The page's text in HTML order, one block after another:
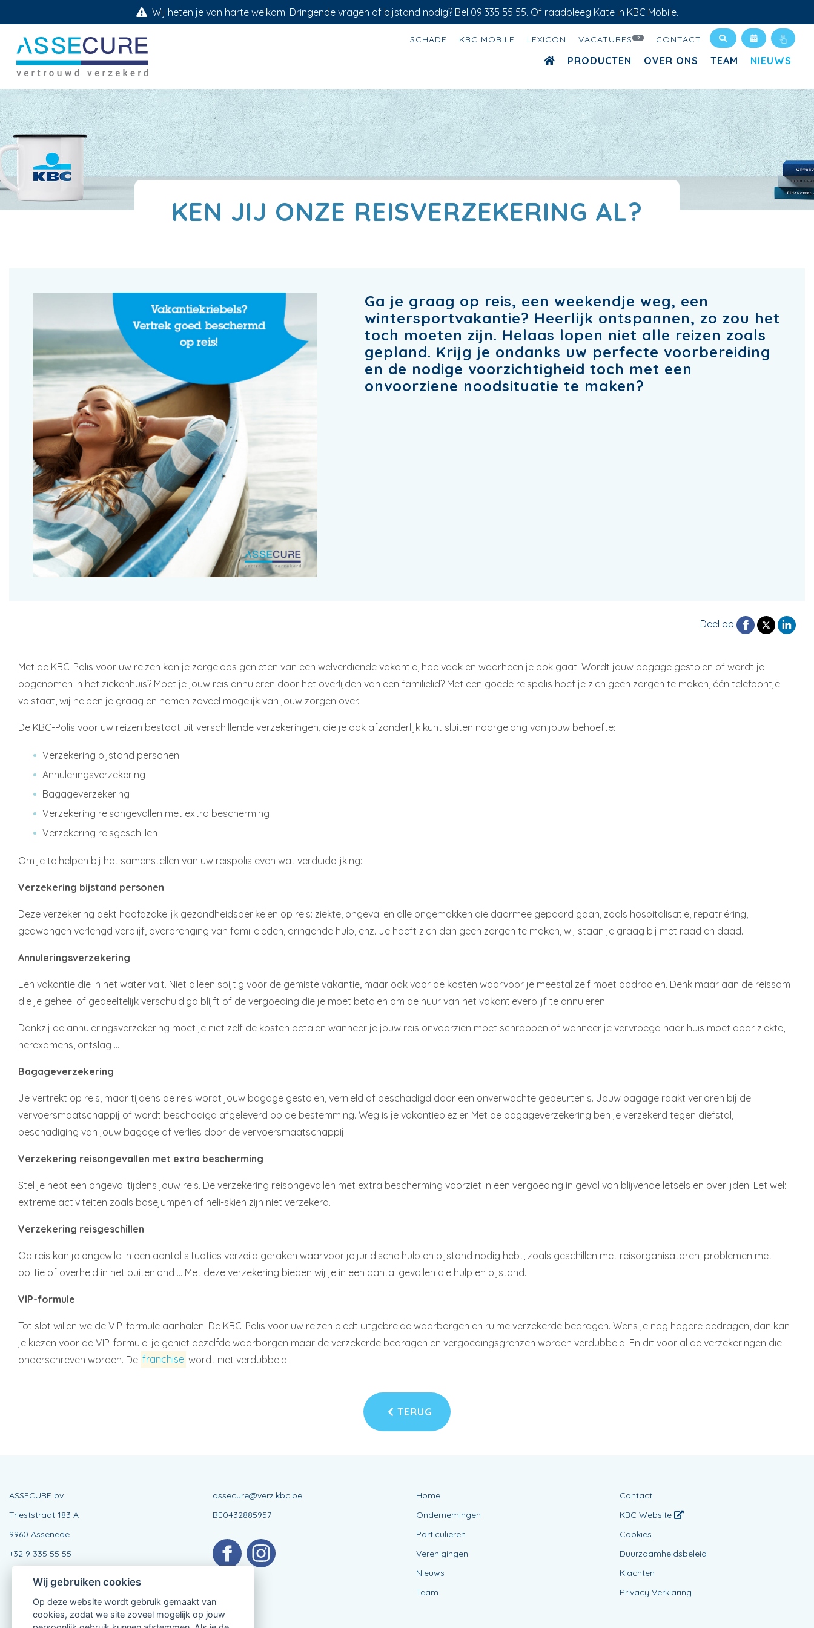
Wij heten je van harte welkom. Dringende vragen of bijstand nodig? Bel 09 335 55 55. Of raadpleeg Kate in KBC Mobile.
SCHADE KBC MOBILE LEXICON VACATURES 2 CONTACT
PRODUCTEN OVER ONS TEAM NIEUWS
KEN JIJ ONZE REISVERZEKERING AL?
Ga je graag op reis, een weekendje weg, een
wintersportvakantie? Heerlijk ontspannen, zo zou het
toch moeten zijn. Helaas lopen niet alle reizen zoals
gepland. Krijg je ondanks uw perfecte voorbereiding
en de nodige voorzichtigheid toch met een
onvoorziene noodsituatie te maken?
Deel op
Met de KBC-Polis voor uw reizen kan je zorgeloos genieten van een welverdiende vakantie, hoe vaak en waarheen je ook gaat. Wordt jouw bagage gestolen of wordt je
opgenomen in het ziekenhuis? Moet je jouw reis annuleren door het overlijden van een familielid? Met een goede reispolis hoef je zich geen zorgen te maken, één telefoontje
volstaat, wij helpen je graag en nemen zoveel mogelijk van jouw zorgen over.
De KBC-Polis voor uw reizen bestaat uit verschillende verzekeringen, die je ook afzonderlijk kunt sluiten naargelang van jouw behoefte:
Verzekering bijstand personen
Annuleringsverzekering
Bagageverzekering
Verzekering reisongevallen met extra bescherming
Verzekering reisgeschillen
Om je te helpen bij het samenstellen van uw reispolis even wat verduidelijking:
Verzekering bijstand personen
Deze verzekering dekt hoofdzakelijk gezondheidsperikelen op reis: ziekte, ongeval en alle ongemakken die daarmee gepaard gaan, zoals hospitalisatie, repatriëring,
gedwongen verlengd verblijf, overbrenging van familieleden, dringende hulp, enz. Je hoeft zich dan geen zorgen te maken, wij staan je graag bij met raad en daad.
Annuleringsverzekering
Een vakantie die in het water valt. Niet alleen spijtig voor de gemiste vakantie, maar ook voor de kosten waarvoor je meestal zelf moet opdraaien. Denk maar aan de reissom
die je geheel of gedeeltelijk verschuldigd blijft of de vergoeding die je moet betalen om de huur van het vakantieverblijf te annuleren.
Dankzij de annuleringsverzekering moet je niet zelf de kosten betalen wanneer je jouw reis onvoorzien moet schrappen of wanneer je vervroegd naar huis moet door ziekte,
herexamens, ontslag …
Bagageverzekering
Je vertrekt op reis, maar tijdens de reis wordt jouw bagage gestolen, vernield of beschadigd door een onverwachte gebeurtenis. Jouw bagage raakt verloren bij de
vervoersmaatschappij of wordt beschadigd afgeleverd op de bestemming. Weg is je vakantieplezier. Met de bagageverzekering ben je verzekerd tegen diefstal,
beschadiging van jouw bagage of verlies door de vervoersmaatschappij.
Verzekering reisongevallen met extra bescherming
Stel je hebt een ongeval tijdens jouw reis. De verzekering reisongevallen met extra bescherming voorziet in een vergoeding in geval van blijvende letsels en overlijden. Let wel:
extreme activiteiten zoals basejumpen of heli-skiën zijn niet verzekerd.
Verzekering reisgeschillen
Op reis kan je ongewild in een aantal situaties verzeild geraken waarvoor je juridische hulp en bijstand nodig hebt, zoals geschillen met reisorganisatoren, problemen met
politie of overheid in het buitenland … Met deze verzekering bieden wij je in een aantal gevallen die hulp en bijstand.
VIP-formule
Tot slot willen we de VIP-formule aanhalen. De KBC-Polis voor uw reizen biedt uitgebreide waarborgen en ruime verzekerde bedragen. Wens je nog hogere bedragen, dan kan
je kiezen voor de VIP-formule: je geniet dezelfde waarborgen maar de verzekerde bedragen en vergoedingsgrenzen worden verdubbeld. En dit voor al de verzekeringen die
onderschreven worden. De franchise wordt niet verdubbeld.
TERUG
ASSECURE bv
Trieststraat 183 A
9960 Assenede
+32 9 335 55 55
assecure@verz.kbc.be
BE0432885957
Home
Ondernemingen
Particulieren
Verenigingen
Nieuws
Team
Contact
KBC Website
Cookies
Duurzaamheidsbeleid
Klachten
Privacy Verklaring
Wij gebruiken cookies
Op deze website wordt gebruik gemaakt van
cookies, zodat we site zoveel mogelijk op jouw